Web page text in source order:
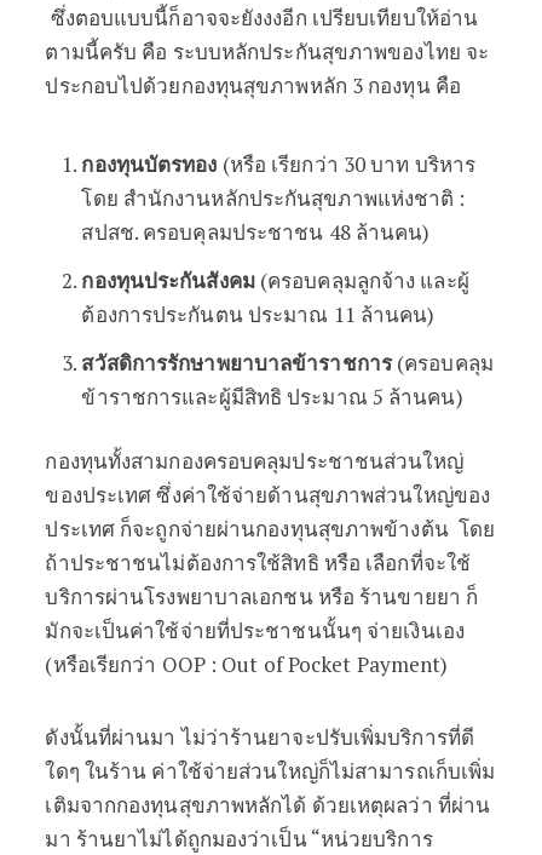
ซึ่งตอบแบบนี้ก็อาจจะยังงงอีก เปรียบเทียบให้อ่าน
ตามนี้ครับ คือ ระบบหลักประกันสุขภาพของไทย จะ
ประกอบไปด้วยกองทุนสุขภาพหลัก 3 กองทุน คือ
กองทุนบัตรทอง (หรือ เรียกว่า 30 บาท บริหาร
โดย สำนักงานหลักประกันสุขภาพแห่งชาติ :
สปสช. ครอบคุลมประชาชน 48 ล้านคน)
กองทุนประกันสังคม(ครอบคลุมลูกจ้าง และผู้
ต้องการประกันตน ประมาณ 11 ล้านคน)
สวัสดิการรักษาพยาบาลข้าราชการ(ครอบคลุม
ข้าราชการและผู้มีสิทธิ ประมาณ 5 ล้านคน)
กองทุนทั้งสามกองครอบคลุมประชาชนส่วนใหญ่
ของประเทศ ซึ่งค่าใช้จ่ายด้านสุขภาพส่วนใหญ่ของ
ประเทศ ก็จะถูกจ่ายผ่านกองทุนสุขภาพข้างต้น โดย
ถ้าประชาชนไม่ต้องการใช้สิทธิ หรือ เลือกที่จะใช้
บริการผ่านโรงพยาบาลเอกชน หรือ ร้านขายยา ก็
มักจะเป็นค่าใช้จ่ายที่ประชาชนนั้นๆ จ่ายเงินเอง
(หรือเรียกว่า OOP : Out of Pocket Payment)
ดังนั้นที่ผ่านมา ไม่ว่าร้านยาจะปรับเพิ่มบริการที่ดี
ใดๆ ในร้าน ค่าใช้จ่ายส่วนใหญ่ก็ไม่สามารถเก็บเพิ่ม
เติมจากกองทุนสุขภาพหลักได้ ด้วยเหตุผลว่า ที่ผ่าน
มา ร้านยาไม่ได้ถูกมองว่าเป็น “หน่วยบริการ